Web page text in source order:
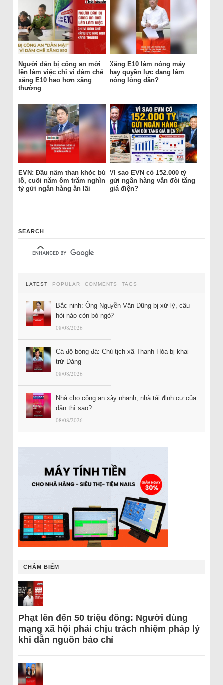
Người dân bị công an mời
lên làm việc chỉ vì dám chê
xăng E10 hao hơn xăng
thường
Xăng E10 làm nóng máy
hay quyền lực đang làm
nóng lòng dân?
EVN: Đầu năm than khóc bù
lỗ, cuối năm ôm trăm nghìn
tỷ gửi ngân hàng ăn lãi
Vì sao EVN có 152.000 tỷ
gửi ngân hàng vẫn đòi tăng
giá điện?
SEARCH
LATEST POPULAR COMMENTS TAGS
Bắc ninh: Ông Nguyễn Văn Dũng bị xử lý, câu
hỏi nào còn bỏ ngỏ?
08/08/2026
Cá độ bóng đá: Chủ tịch xã Thanh Hóa bị khai
trừ Đảng
08/08/2026
Nhà cho công an xây nhanh, nhà tái định cư của
dân thì sao?
08/08/2026
CHÂM BIẾM
Phạt lên đến 50 triệu đồng: Người dùng
mạng xã hội phải chịu trách nhiệm pháp lý
khi dẫn nguồn báo chí